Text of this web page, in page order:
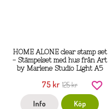
HOME ALONE clear stamp set
- Stämpelset med hus från Art
by Marlene Studio Light A5
75 kr 125 kr
Info Köp